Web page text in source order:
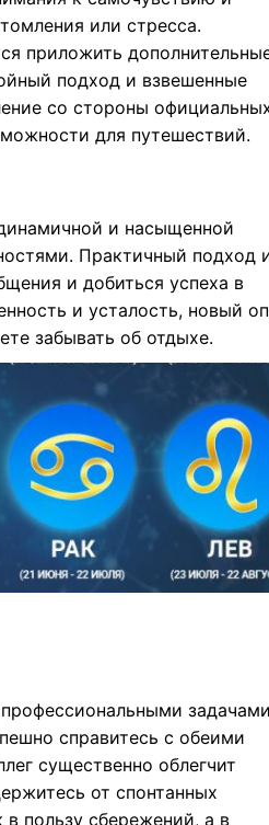
или стресса.
приложить
подход и взвешенные
со стороны
для путешествий.
и насыщенной
Практичный подход
и добиться успеха в
и усталость, новый
забывать об отдыхе.
справитесь с обеими
существенно облегчит
от спонтанных
пользу сбережений, а в